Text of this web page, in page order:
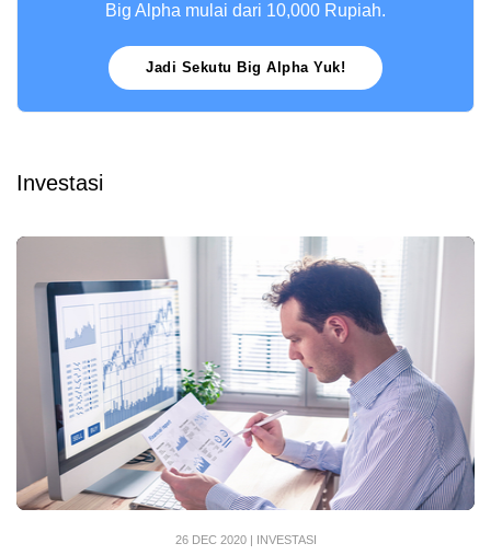
Big Alpha mulai dari 10,000 Rupiah.
Jadi Sekutu Big Alpha Yuk!
Investasi
26 DEC 2020| INVESTASI